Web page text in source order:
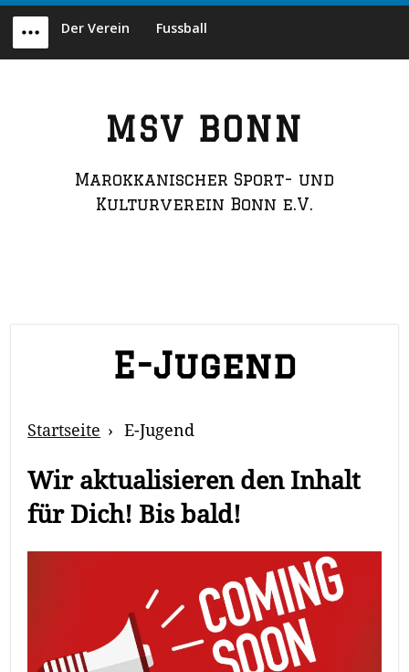
Skip
content
Menu
Der Verein Fussball
MSV BONN
Marokkanischer Sport- und
Kulturverein Bonn e.V.
E-Jugend
Breadcrumb
Startseite E-Jugend
Wir aktualisieren den Inhalt
für Dich! Bis bald!